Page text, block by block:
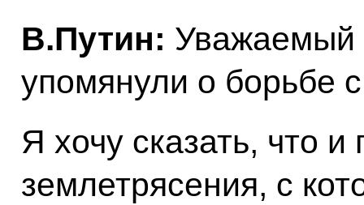
В.Путин: Уважаемый
упомянули о борьбе
Я хочу сказать, что и
землетрясения, с